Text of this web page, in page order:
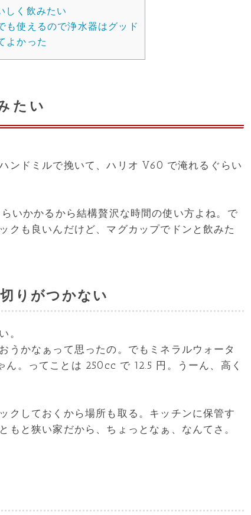
しく飲みたい
も使えるので浄水器はグッド
よかった
たい
ンドミルで挽いて、ハリオ V60 で淹れるぐらい
いかかるから結構贅沢な時間の使い方よね。で
クも良いんだけど、マグカップでドンと飲みた
りがつかない
。
うかなぁって思ったの。でもミネラルウォータ
。ってことは 250cc で 12.5 円。うーん、高く
クしておくから場所も取る。キッチンに保管す
もと狭い家だから、ちょっとなぁ、なんてさ。